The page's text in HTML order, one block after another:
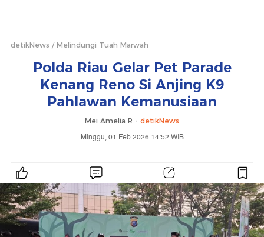
detikNews Melindungi Tuah Marwah
Polda Riau Gelar Pet Parade
Kenang Reno Si Anjing K9
Pahlawan Kemanusiaan
Mei Amelia R - detikNews
Minggu, 01 Feb 2026 14:52 WIB